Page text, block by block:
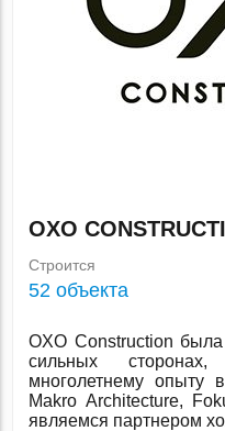
OXO
Строится
52 объекта
OXO Construction
сильных сторонах,
многолетнему опыту
Makro Architecture,
являемся партнером